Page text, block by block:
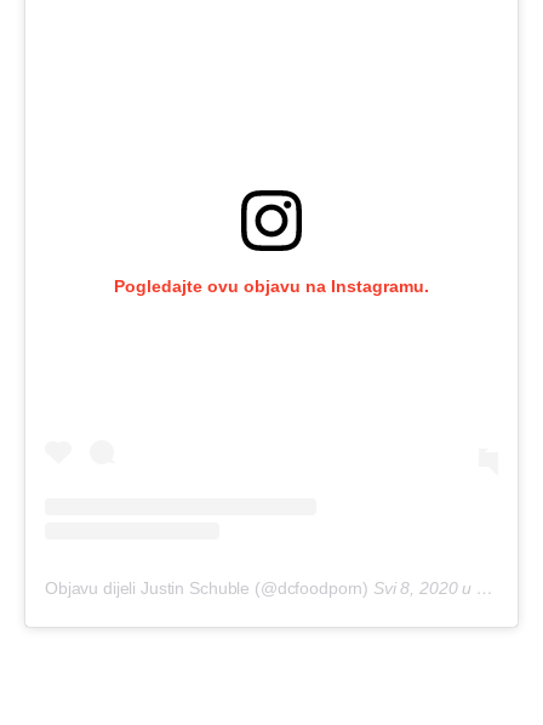
Pogledajte ovu objavu na Instagramu.
Objavu dijeli Justin Schuble (@dcfoodporn) Svi 8, 2020 u 10:47 PDT